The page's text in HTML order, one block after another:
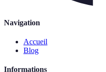
Navigation
Accueil
Blog
Informations